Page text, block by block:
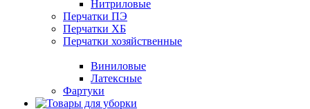
Нитриловые
Перчатки ПЭ
Перчатки ХБ
Перчатки хозяйственные
Виниловые
Латексные
Фартуки